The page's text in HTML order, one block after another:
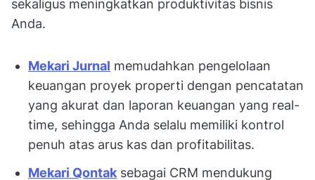
sekaligus meningkatkan produktivitas bisnis
Anda.
Mekari Jurnal memudahkan pengelolaan
keuangan proyek properti dengan pencatatan
yang akurat dan laporan keuangan yang real-
time, sehingga Anda selalu memiliki kontrol
penuh atas arus kas dan profitabilitas.
Mekari Qontak sebagai CRM mendukung